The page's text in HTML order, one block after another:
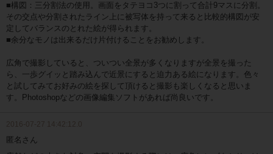
■構図：三分割法の使用。画面をタテヨコ3つに割って合計9マスに分割。
その交点や分割されたライン上に被写体を持って来ると比較的構図が安
定してバランスのとれた絵が得られます。
■余分なモノは出来るだけ片付けることをお勧めします。
広角で撮影していると、ついつい全景が多くなりますが全景を撮った
ら、一歩グイッと踏み込んで近景にすると迫力ある絵になります。色々
と試してみてお好みの絵を探して頂けると撮影も楽しくなると思いま
す。Photoshopなどの画像編集ソフトがあれば尚良いです。
2016-07-27 14:42:12.0
匿名さん